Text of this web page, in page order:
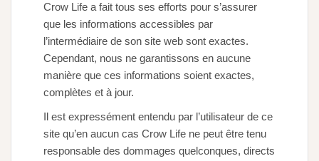
Crow Life a fait tous ses efforts pour s’assurer
que les informations accessibles par
l’intermédiaire de son site web sont exactes.
Cependant, nous ne garantissons en aucune
manière que ces informations soient exactes,
complètes et à jour.
Il est expressément entendu par l’utilisateur de ce
site qu’en aucun cas Crow Life ne peut être tenu
responsable des dommages quelconques, directs